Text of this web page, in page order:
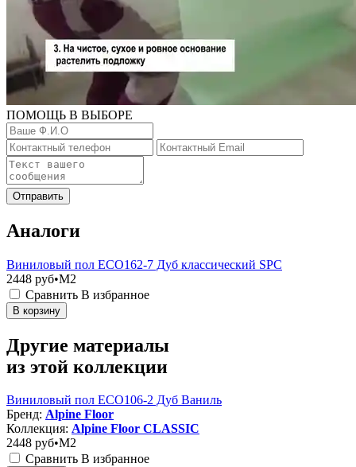
ПОМОЩЬ В ВЫБОРЕ
Отправить
Аналоги
Виниловый пол ЕСО162-7 Дуб классический SPC
2448 руб•M2
Сравнить В избранное
В корзину
Другие материалы
из этой коллекции
Виниловый пол ECO106-2 Дуб Ваниль
Бренд: Alpine Floor
Коллекция: Alpine Floor CLASSIC
2448 руб•M2
Сравнить В избранное